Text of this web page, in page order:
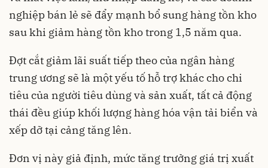
nghiệp bán lẻ sẽ đẩy mạnh bổ sung hàng tồn kho
sau khi giảm hàng tồn kho trong 1,5 năm qua.
Đợt cắt giảm lãi suất tiếp theo của ngân hàng
trung ương sẽ là một yếu tố hỗ trợ khác cho chi
tiêu của người tiêu dùng và sản xuất, tất cả động
thái đều giúp khối lượng hàng hóa vận tải biển và
xếp dỡ tại cảng tăng lên.
Đơn vị này giả định, mức tăng trưởng giá trị xuất